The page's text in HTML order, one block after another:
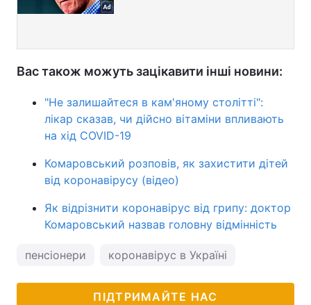
Вас також можуть зацікавити інші новини:
"Не залишайтеся в кам'яному столітті":
лікар сказав, чи дійсно вітаміни впливають
на хід COVID-19
Комаровський розповів, як захистити дітей
від коронавірусу (відео)
Як відрізнити коронавірус від грипу: доктор
Комаровський назвав головну відмінність
пенсіонери коронавірус в Україні
ПІДТРИМАЙТЕ НАС